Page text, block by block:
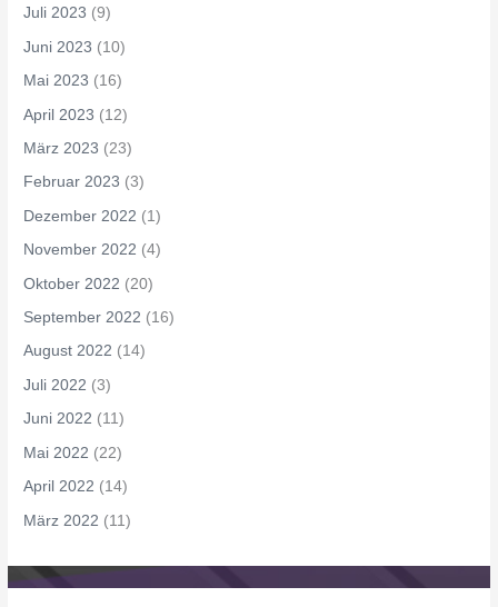
Juli 2023 (9)
Juni 2023 (10)
Mai 2023 (16)
April 2023 (12)
März 2023 (23)
Februar 2023 (3)
Dezember 2022 (1)
November 2022 (4)
Oktober 2022 (20)
September 2022 (16)
August 2022 (14)
Juli 2022 (3)
Juni 2022 (11)
Mai 2022 (22)
April 2022 (14)
März 2022 (11)